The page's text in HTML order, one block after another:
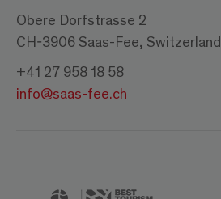
Obere Dorfstrasse 2
CH-3906 Saas-Fee, Switzerland
+41 27 958 18 58
info@saas-fee.ch